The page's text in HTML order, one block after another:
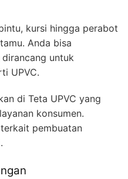
kursi hingga perabot
Anda bisa
untuk
UPVC.
di Teta UPVC yang
konsumen.
pembuatan